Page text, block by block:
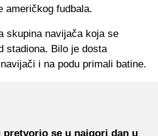
američkog fudbala.
skupina navijača koja se
stadiona. Bilo je dosta
i na podu primali batine.
pretvorio se u najgori dan u